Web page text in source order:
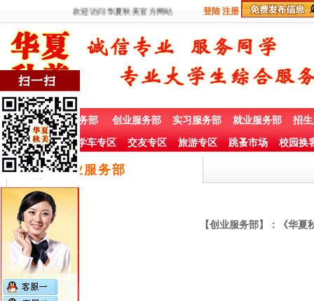
欢迎访问华夏秋美官方网站 登陆 注册
首 页 兼职服务部 创业服务部 实习服务部 就业服务部 招
社团赞助专栏 学车专区 交友专区 旅游专区 跳蚤市场 校园换
创业服务部
【创业服务部】：《华